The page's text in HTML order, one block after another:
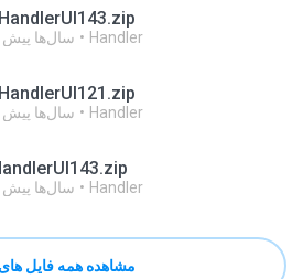
16 سال‌ها پیش Handler
16 سال‌ها پیش Handler
16 سال‌ها پیش Handler
مشاهده همه فایل های 19